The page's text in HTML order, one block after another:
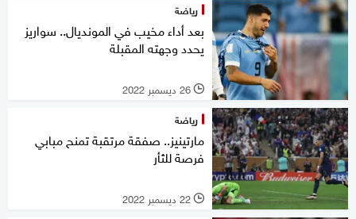
رياضة
بعد أداء مخيب في المونديال.. سواريز
يحدد وجهته المقبلة
l 26 ديسمبر 2022
رياضة
مارتينيز.. صفقة مرتقبة تمنح مبابي
فرصة للثأر
l 22 ديسمبر 2022